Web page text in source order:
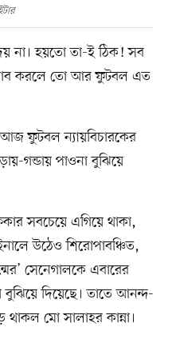
না। হয়তো তা-ই ঠিক! সব
করলে তো আর ফুটবল এত
আজ ফুটবল ন্যায়বিচারকের
গন্ডায় পাওনা বুঝিয়ে
সবচেয়ে এগিয়ে থাকা,
উঠেও শিরোপাবঞ্চিত,
সেনেগালকে এবারের
দিয়েছে। তাতে আনন্দ-
থাকল মো সালাহর কান্না।